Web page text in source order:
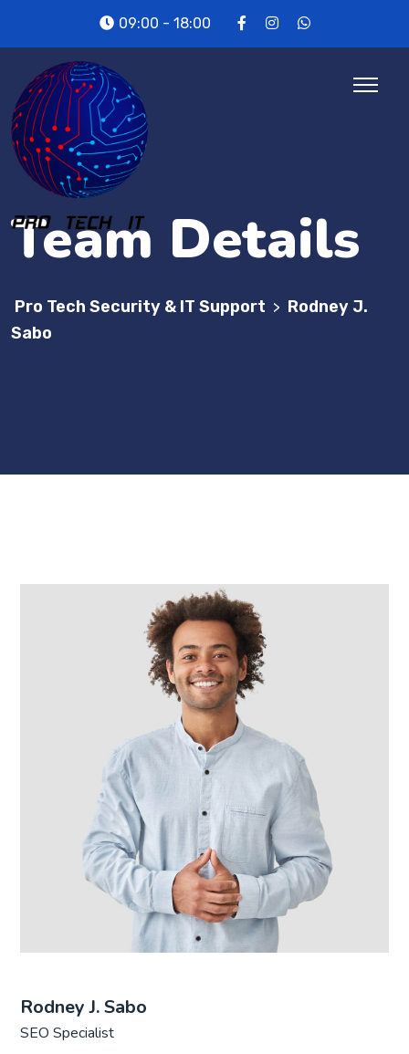
09:00 - 18:00
Team Details
Pro Tech Security & IT Support > Rodney J.
Sabo
Rodney J. Sabo
SEO Specialist